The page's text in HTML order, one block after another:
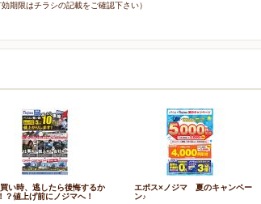
期限はチラシの記載をご確認下さい）
い時、逃したら後悔するか
？値上げ前にノジマへ！
エポス×ノジマ 夏のキャンペー
ン♪